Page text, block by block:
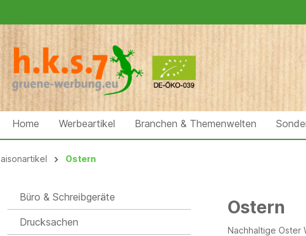
Home Werbeartikel Branchen & Themenwelten
Ostern
Büro & Schreibgeräte
Drucksachen
Ostern
Nachhaltige Oster